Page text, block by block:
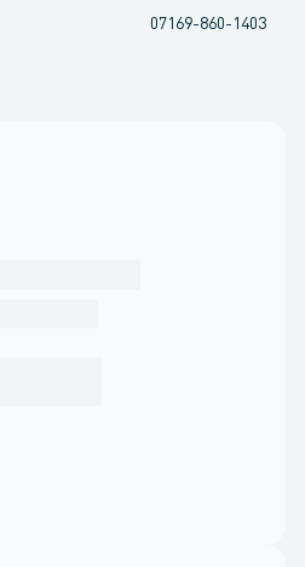
07169-860-1403